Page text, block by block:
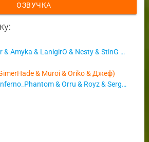
ОЗВУЧКА
AniDub Online (Alextar & Amyka & LanigirO & Nesty & StinG & Vimmaze & Yui & Zenfore & Павел Елисеев)
& Muroi & Oriko & Джеф)
Dream Cast (Belka & Inferno_Phantom & Orru & Royz & Sergey Vasya)